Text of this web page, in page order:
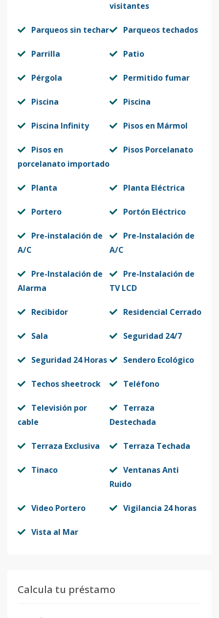
visitantes
Parqueos sin techar Parqueos techados
Parrilla Patio
Pérgola Permitido fumar
Piscina Piscina
Piscina Infinity Pisos en Mármol
Pisos en
porcelanato importado
Pisos Porcelanato
Planta Planta Eléctrica
Portero Portón Eléctrico
Pre-instalación de
A/C
Pre-Instalación de
A/C
Pre-Instalación de
Alarma
Pre-Instalación de
TV LCD
Recibidor Residencial Cerrado
Sala Seguridad 24/7
Seguridad 24 Horas Sendero Ecológico
Techos sheetrock Teléfono
Televisión por
cable
Terraza
Destechada
Terraza Exclusiva Terraza Techada
Tinaco
Ventanas Anti
Ruido
Video Portero Vigilancia 24 horas
Vista al Mar
Calcula tu préstamo